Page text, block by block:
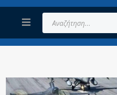
Αναζήτηση...